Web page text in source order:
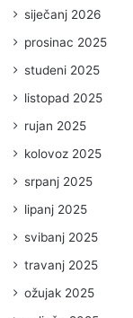
siječanj 2026
prosinac 2025
studeni 2025
listopad 2025
rujan 2025
kolovoz 2025
srpanj 2025
lipanj 2025
svibanj 2025
travanj 2025
ožujak 2025